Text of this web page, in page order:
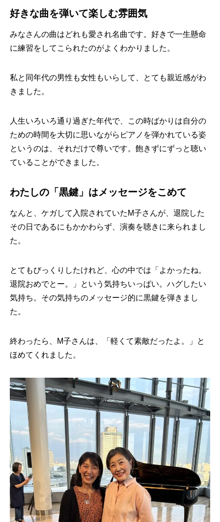
好きな曲を弾いて楽しむ雰囲気
みなさんの曲はどれも愛され名曲です。好きで一生懸命
に練習をしてこられたのがよくわかりました。
私と同年代の男性も女性もいらして、とても親近感がわ
きました。
人生いろいろ通り過ぎた年代で、この時ばかりは自分の
ための時間を大切に思いながらピアノを弾かれている姿
というのは、それだけで尊いです。飽きずにずっと聴い
ていることができました。
わたしの「黒鍵」はメッセージをこめて
なんと、ケガして入院されていたM子さんが、退院した
その日であるにもかかわらず、演奏を聴きに来られまし
た。
とてもびっくりしたけれど、心の中では「よかったね。
退院おめでとー。」という気持ちいっぱい。ハグしたい
気持ち。その気持ちのメッセージ的に黒鍵を弾きまし
た。
終わったら、M子さんは、「軽くて素敵だったよ。」と
ほめてくれました。